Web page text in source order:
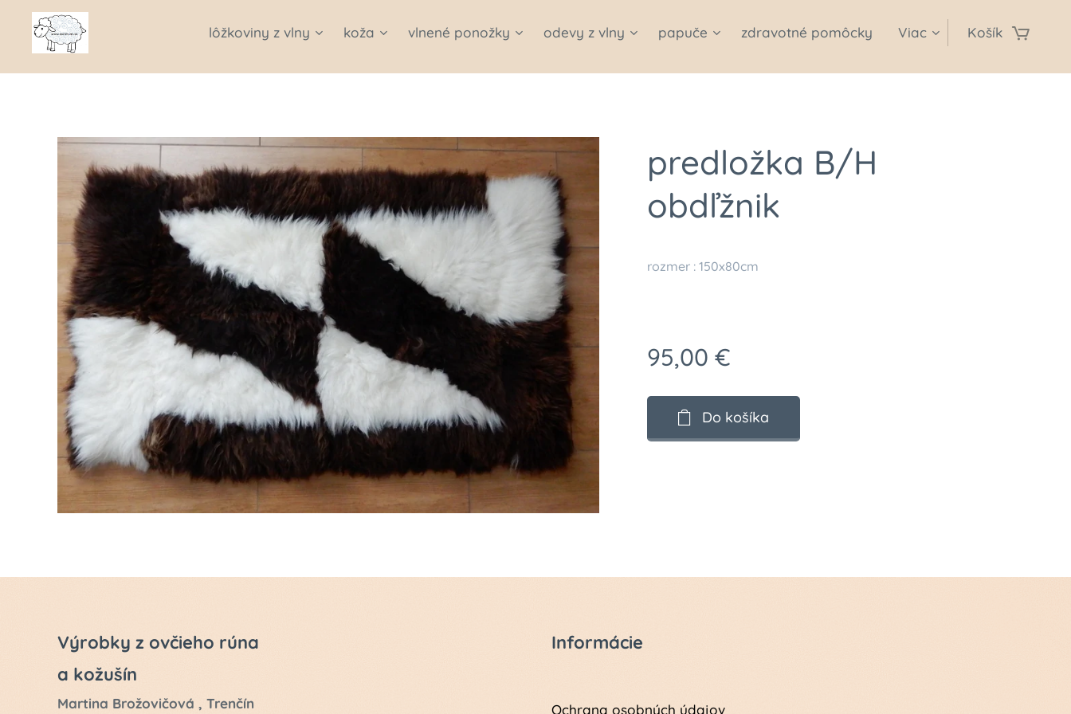
lôžkoviny z vlny koža vlnené ponožky odevy z vlny papuče zdravotné pomôcky Viac Košík
predložka B/H
obdľžnik
rozmer : 150x80cm
95,00 €
Do košíka
Výrobky z ovčieho rúna
a kožušín
Martina Brožovičová , Trenčín
Informácie
Ochrana osobných údajov